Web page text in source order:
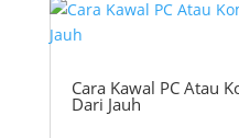
Cara Kawal PC Atau
Dari Jauh